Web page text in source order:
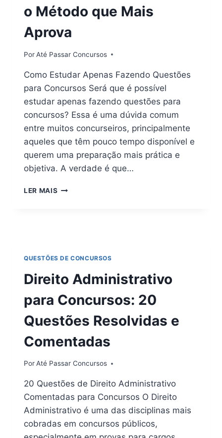
o Método que Mais
Aprova
PorAté Passar Concursos
Como Estudar Apenas Fazendo Questões
para Concursos Será que é possível
estudar apenas fazendo questões para
concursos? Essa é uma dúvida comum
entre muitos concurseiros, principalmente
aqueles que têm pouco tempo disponível e
querem uma preparação mais prática e
objetiva. A verdade é que…
LER MAIS ESTUDAR
MÉTODO
MAIS
QUESTÕES DE CONCURSOS
Direito Administrativo
para Concursos: 20
Questões Resolvidas e
Comentadas
PorAté Passar Concursos
20 Questões de Direito Administrativo
Comentadas para Concursos O Direito
Administrativo é uma das disciplinas mais
cobradas em concursos públicos,